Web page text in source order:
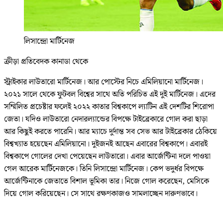
লিসান্দ্রো মার্টিনেজ
ক্রীড়া প্রতিবেদক কানাডা থেকে
স্ট্রাইকার লাউতারো মার্টিনেজ। আর পোস্টের নিচে এমিলিয়ানো মার্টিনেজ।
২০২১ সালে থেকে ফুটবল বিশ্বের সাথে অতি পরিচিত এই দুই মার্টিনেজ। এদের
সম্মিলিত প্রচেষ্টার ফলেই ২০২২ কাতার বিশ্বকাপে ল্যাটিন এই দেশটির শিরোপা
জেতা। যদিও লাউতারো নেদারল্যান্ডের বিপক্ষে টাইব্রেকারে গোল করা ছাড়া
আর কিছুই করতে পারেনি। আর ম্যাচে দুর্দান্ত সব সেভ আর টাইব্রেকার ঠেকিয়ে
বিশ্বখ্যাত হয়েছেন এমিলিয়ানো। দুইজনই আছেন এবারের বিশ্বকাপে। এবারই
বিশ্বকাপে গোলের দেখা পেয়েছেন লাউতারো। এবার আর্জেন্টিনা দলে পাওয়া
গেল আরেক মার্টিনেজকে। তিনি লিসান্দ্রো মার্টিনেজ। কেপ ভদুর্ধর বিপক্ষে
আর্জেন্টিনাকে জেতাতে বিশাল ভূমিকা তার। নিজে গোল করেছেন, মেসিকে
দিয়ে গোল করিয়েছেন। সে সাথে রক্ষণকাজও সামলাচ্ছেন দারুণভাবে।